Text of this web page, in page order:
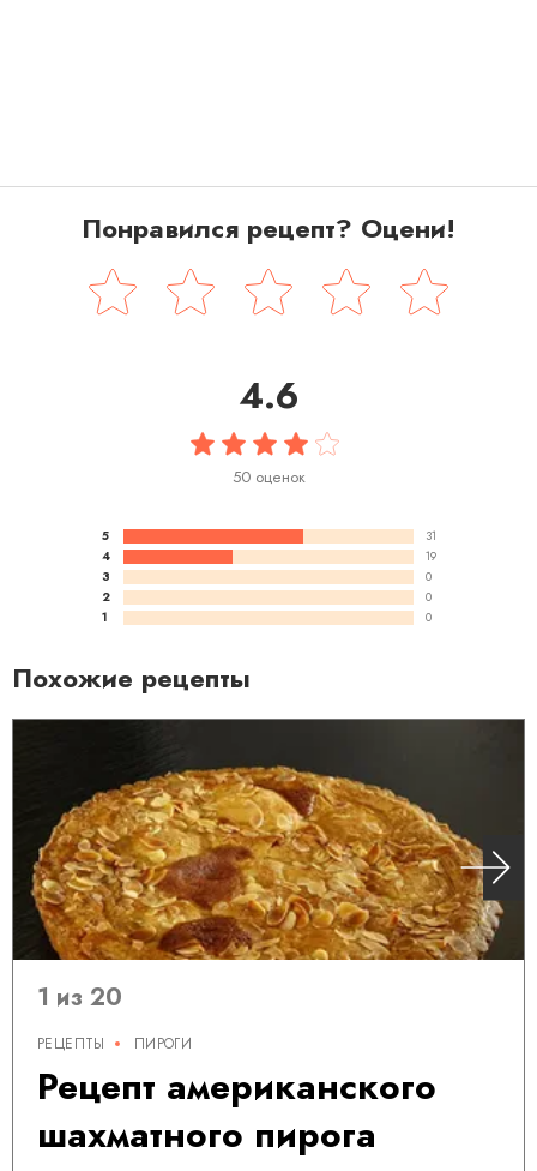
Понравился рецепт? Оцени!
4.6
50 оценок
5
31
4
19
3
0
2
0
1
0
Похожие рецепты
1 из 20
РЕЦЕПТЫ ПИРОГИ
Рецепт американского
шахматного пирога